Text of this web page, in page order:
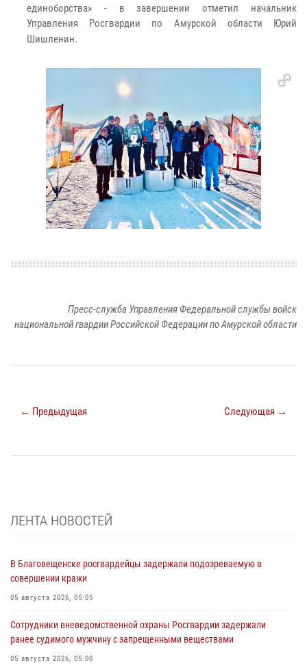
единоборства» - в завершении отметил начальник
Управления Росгвардии по Амурской области Юрий
Шишленин.
Пресс-служба Управления Федеральной службы войск
национальной гвардии Российской Федерации по Амурской области
← Предыдущая Следующая →
ЛЕНТА НОВОСТЕЙ
В Благовещенске росгвардейцы задержали подозреваемую в
совершении кражи
05 августа 2026, 05:05
Сотрудники вневедомственной охраны Росгвардии задержали
ранее судимого мужчину с запрещенными веществами
05 августа 2026, 05:00